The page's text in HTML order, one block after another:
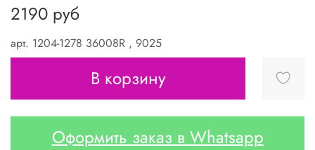
арт. 1204-1278 36008R , 9025
2190 руб
В корзину
Оформить заказ в Whatsapp